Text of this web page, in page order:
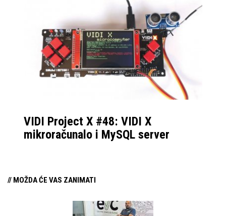
VIDI Project X #48: VIDI X
mikroračunalo i MySQL server
// MOŽDA ĆE VAS ZANIMATI